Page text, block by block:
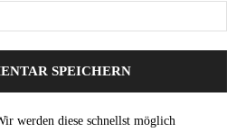
werden diese schnellst möglich